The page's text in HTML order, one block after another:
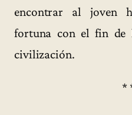
encontrar al joven
fortuna con el fin de
civilización.
*